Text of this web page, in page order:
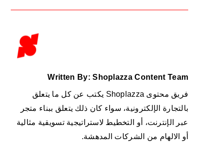
Written By: Shoplazza Content Team
فريق محتوى Shoplazza يكتب عن كل ما يتعلق
بالتجارة الإلكترونية، سواء كان ذلك يتعلق ببناء متجر
عبر الإنترنت، أو التخطيط لاستراتيجية تسويقية مثالية
أو الالهام من الشركات المدهشة.